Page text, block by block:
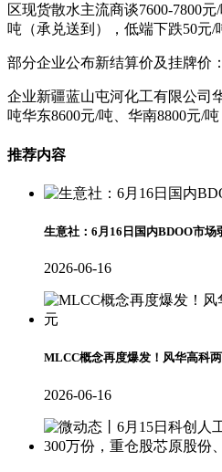
区现货散水主流商谈7600-7800
吨（承兑送到），低端下跌50元/
部分企业公布新结算价及挂牌价：
企业新疆蓝山屯河化工有限公司
吨华东8600元/吨、华南8800元/吨
推荐内容
生意社：6月16日国内BDOO市场
2026-06-16
MLCC概念再度爆发！风华高科
2026-06-16